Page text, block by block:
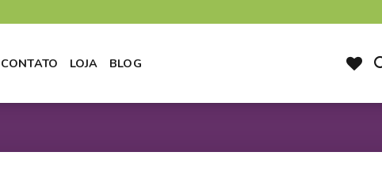
CONTATO LOJA BLOG